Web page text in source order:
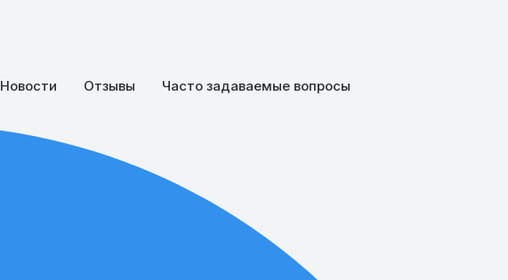
Новости Отзывы Часто задаваемые вопросы